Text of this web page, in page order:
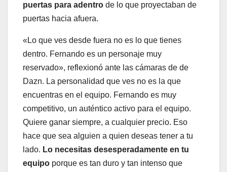
puertas para adentro de lo que proyectaban de
puertas hacia afuera.
«Lo que ves desde fuera no es lo que tienes
dentro. Fernando es un personaje muy
reservado», reflexionó ante las cámaras de de
Dazn. La personalidad que ves no es la que
encuentras en el equipo. Fernando es muy
competitivo, un auténtico activo para el equipo.
Quiere ganar siempre, a cualquier precio. Eso
hace que sea alguien a quien deseas tener a tu
lado. Lo necesitas desesperadamente en tu
equipo porque es tan duro y tan intenso que